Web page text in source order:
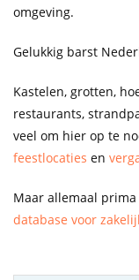
omgeving.
Gelukkig barst
Kastelen, grotten,
restaurants,
veel om hier op te
feestlocaties en
Maar allemaal
database voor